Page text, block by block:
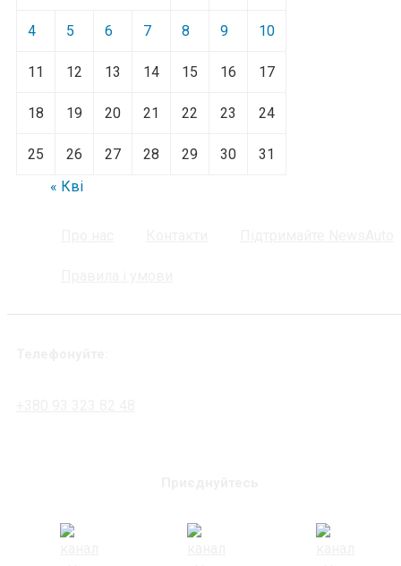
4 5 6 7 8 9 10
11 12 13 14 15 16 17
18 19 20 21 22 23 24
25 26 27 28 29 30
31
« Кві